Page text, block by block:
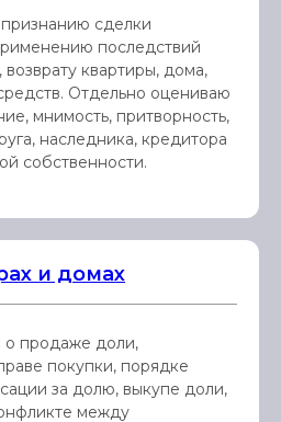
сделки
последствий
возврату квартиры, дома,
Отдельно оцениваю
мнимость, притворность,
наследника, кредитора
собственности.
и домах
продаже доли,
покупки, порядке
за долю, выкупе доли,
между